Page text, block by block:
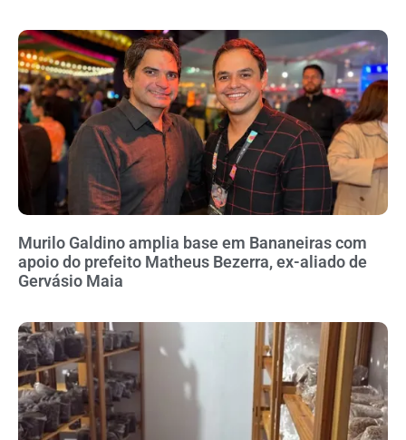
Murilo Galdino amplia base em Bananeiras com
apoio do prefeito Matheus Bezerra, ex-aliado de
Gervásio Maia